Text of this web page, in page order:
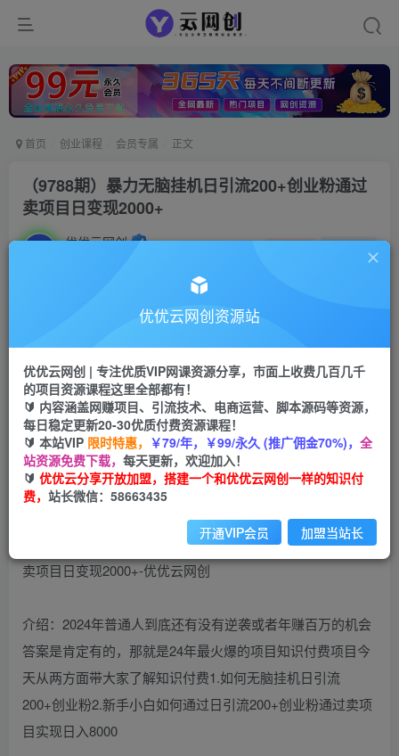
首页 创业课程 会员专属 正文
（9788期）暴力无脑挂机日引流200+创业粉通过
卖项目日变现2000+
优优云网创 私信
会员专属资源
会员免费
您暂无购买权限，请先开通会员
开通会员
介绍：2024年普通人到底还有没有逆袭或者年赚百万的机会
答案是肯定有的，那就是24年最火爆的项目知识付费项目今
天从两方面带大家了解知识付费1.如何无脑挂机日引流
200+创业粉2.新手小白如何通过日引流200+创业粉通过卖项
目实现日入8000
优优云网创资源站
优优云网创 | 专注优质VIP网课资源分享，市面上收费几百几千
的项目资源课程这里全部都有！
🔰 内容涵盖网赚项目、引流技术、电商运营、脚本源码等资源，
每日稳定更新20-30优质付费资源课程！
🔰 本站VIP 限时特惠， ￥79/年，￥99/永久 (推广佣金70%)， 全
站资源免费下载， 每天更新，欢迎加入！
🔰 优优云分享开放加盟，搭建一个和优优云网创一样的知识付
费， 站长微信：58663435
开通VIP会员 加盟当站长